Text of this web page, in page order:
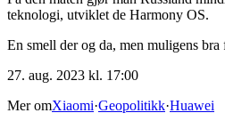
teknologi, utviklet de Harmony OS.
En smell der og da, men muligens
27. aug. 2023 kl. 17:00
Mer omXiaomi·Geopolitikk·Huawei